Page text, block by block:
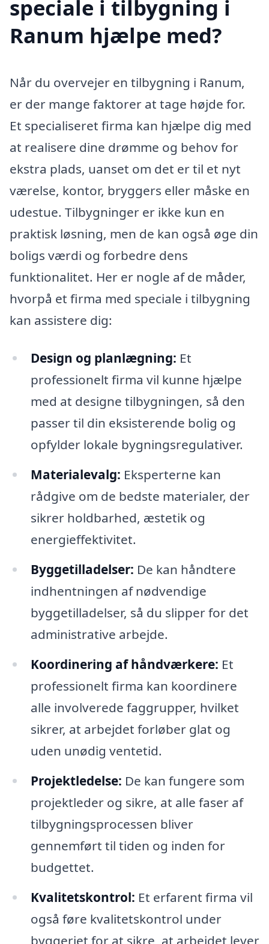
speciale i tilbygning i
Ranum hjælpe med?
Når du overvejer en tilbygning i Ranum,
er der mange faktorer at tage højde for.
Et specialiseret firma kan hjælpe dig med
at realisere dine drømme og behov for
ekstra plads, uanset om det er til et nyt
værelse, kontor, bryggers eller måske en
udestue. Tilbygninger er ikke kun en
praktisk løsning, men de kan også øge din
boligs værdi og forbedre dens
funktionalitet. Her er nogle af de måder,
hvorpå et firma med speciale i tilbygning
kan assistere dig:
Design og planlægning: Et
professionelt firma vil kunne hjælpe
med at designe tilbygningen, så den
passer til din eksisterende bolig og
opfylder lokale bygningsregulativer.
Materialevalg: Eksperterne kan
rådgive om de bedste materialer, der
sikrer holdbarhed, æstetik og
energieffektivitet.
Byggetilladelser: De kan håndtere
indhentningen af nødvendige
byggetilladelser, så du slipper for det
administrative arbejde.
Koordinering af håndværkere: Et
professionelt firma kan koordinere
alle involverede faggrupper, hvilket
sikrer, at arbejdet forløber glat og
uden unødig ventetid.
Projektledelse: De kan fungere som
projektleder og sikre, at alle faser af
tilbygningsprocessen bliver
gennemført til tiden og inden for
budgettet.
Kvalitetskontrol: Et erfarent firma vil
også føre kvalitetskontrol under
byggeriet for at sikre, at arbejdet lever